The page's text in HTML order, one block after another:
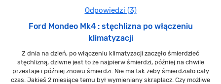
Odpowiedzi (3)
Ford Mondeo Mk4 : stęchlizna po włączeniu
klimatyzacji
Z dnia na dzień, po włączeniu klimatyzacji zaczęło śmierdzieć
stęchlizną, dziwne jest to że najpierw śmierdzi, później na chwile
przestaje i później znowu śmierdzi. Nie ma tak żeby śmierdziało cały
czas. Jakieś 2 miesiące temu był wymieniany skraplacz. Czy możliwe